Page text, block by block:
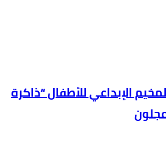
الإبداعي للأطفال “ذاكرة